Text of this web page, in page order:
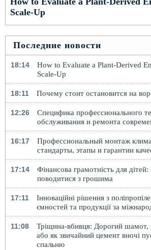
Scale-Up
Последние новости
18:14
How to Evaluate a Plant-Derived
Scale-Up
18:11 Почему стоит остановится на
12:26
Специфика профессионального
обслуживания и ремонта
16:17
Профессиональный монтаж
стандарты, этапы и гарантии
17:14
Фінансова грамотність для дітей:
поводитися з грошима
17:11
Інноваційні рішення з
ємностей та продукції за
11:08
Тріщина-вбивця: Дорогий шамот,
або як звичайний цемент вночі
спальню